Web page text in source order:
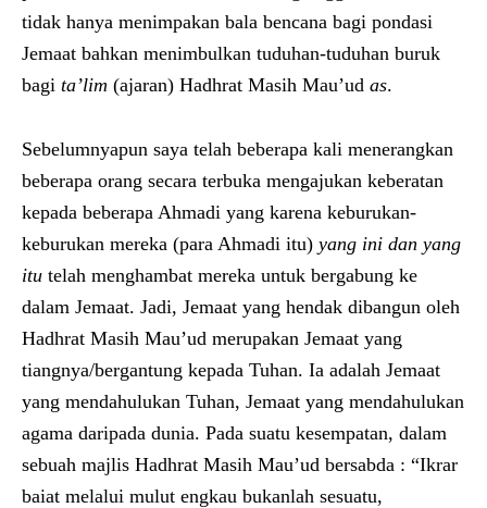
tidak hanya menimpakan bala bencana bagi pondasi
Jemaat bahkan menimbulkan tuduhan-tuduhan buruk
bagi ta’lim (ajaran) Hadhrat Masih Mau’ud as.
Sebelumnyapun saya telah beberapa kali menerangkan
beberapa orang secara terbuka mengajukan keberatan
kepada beberapa Ahmadi yang karena keburukan-
keburukan mereka (para Ahmadi itu) yang ini dan yang
itu telah menghambat mereka untuk bergabung ke
dalam Jemaat. Jadi, Jemaat yang hendak dibangun oleh
Hadhrat Masih Mau’ud merupakan Jemaat yang
tiangnya/bergantung kepada Tuhan. Ia adalah Jemaat
yang mendahulukan Tuhan, Jemaat yang mendahulukan
agama daripada dunia. Pada suatu kesempatan, dalam
sebuah majlis Hadhrat Masih Mau’ud bersabda : “Ikrar
baiat melalui mulut engkau bukanlah sesuatu,